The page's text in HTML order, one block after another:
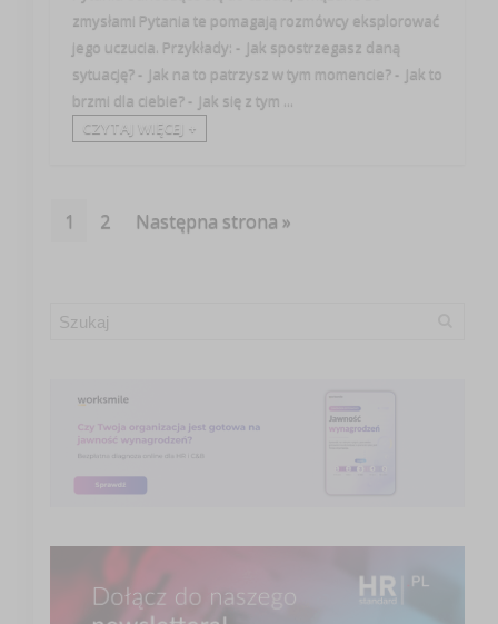
zmysłami Pytania te pomagają rozmówcy eksplorować
jego uczucia. Przykłady: - Jak spostrzegasz daną
sytuację? - Jak na to patrzysz w tym momencie? - Jak to
brzmi dla ciebie? - Jak się z tym ...
CZYTAJ WIĘCEJ +
1 2 Następna strona »